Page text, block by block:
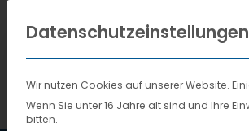
Datenschutzeinstellungen
Wir nutzen Cookies auf unserer Website.
Wenn Sie unter 16 Jahre alt sind und Ihre
bitten.